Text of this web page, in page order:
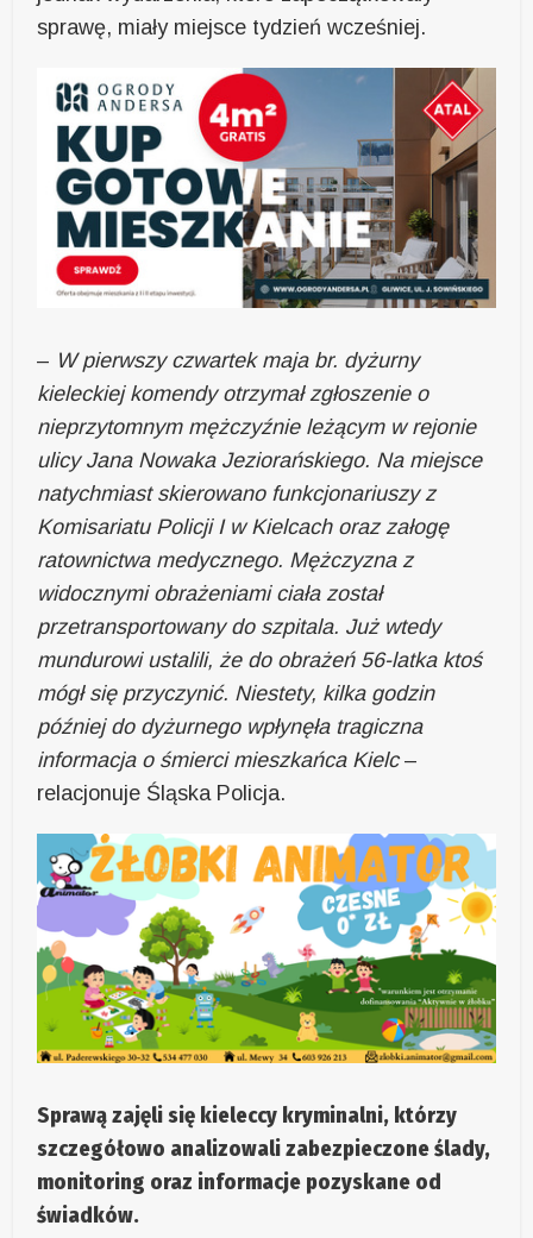
sprawę, miały miejsce tydzień wcześniej.
– W pierwszy czwartek maja br. dyżurny
kieleckiej komendy otrzymał zgłoszenie o
nieprzytomnym mężczyźnie leżącym w rejonie
ulicy Jana Nowaka Jeziorańskiego. Na miejsce
natychmiast skierowano funkcjonariuszy z
Komisariatu Policji I w Kielcach oraz załogę
ratownictwa medycznego. Mężczyzna z
widocznymi obrażeniami ciała został
przetransportowany do szpitala. Już wtedy
mundurowi ustalili, że do obrażeń 56-latka ktoś
mógł się przyczynić. Niestety, kilka godzin
później do dyżurnego wpłynęła tragiczna
informacja o śmierci mieszkańca Kielc–
relacjonuje Śląska Policja.
Sprawą zajęli się kieleccy kryminalni, którzy
szczegółowo analizowali zabezpieczone ślady,
monitoring oraz informacje pozyskane od
świadków.